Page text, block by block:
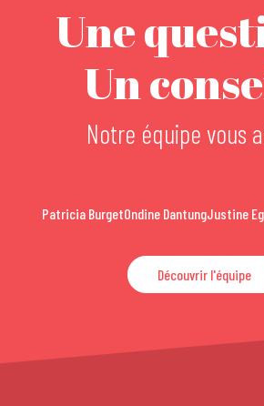
Une
Un
Notre équipe vous
Patricia BurgetOndine DantungJustine
Découvrir l'équipe